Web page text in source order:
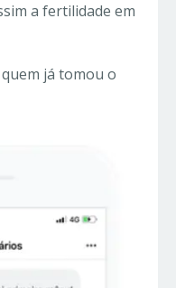
a fertilidade em
já tomou o